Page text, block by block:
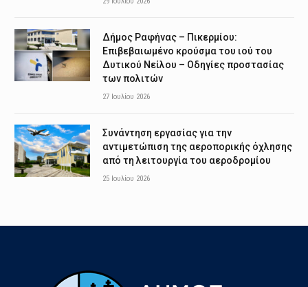
Δήμος Ραφήνας – Πικερμίου:
Επιβεβαιωμένο κρούσμα του ιού του
Δυτικού Νείλου – Οδηγίες προστασίας
των πολιτών
27 Ιουλίου 2026
Συνάντηση εργασίας για την
αντιμετώπιση της αεροπορικής όχλησης
από τη λειτουργία του αεροδρομίου
25 Ιουλίου 2026